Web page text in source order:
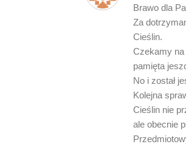
Brawo dla
Za
Cieślin.
Czekamy na
pamięta
No i został
Kolejna
Cieślin nie
ale obecnie